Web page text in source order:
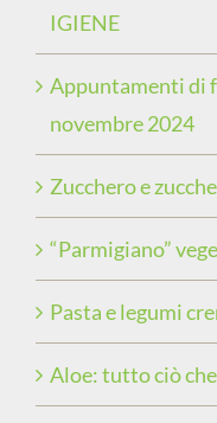
IGIENE
Appuntamenti di
novembre 2024
Zucchero e
“Parmigiano”
Pasta e legumi
Aloe: tutto ciò che